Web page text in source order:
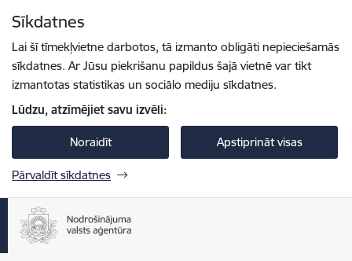
Sīkdatnes
Lai šī tīmekļvietne darbotos, tā izmanto obligāti nepieciešamās
sīkdatnes. Ar Jūsu piekrišanu papildus šajā vietnē var tikt
izmantotas statistikas un sociālo mediju sīkdatnes.
Lūdzu, atzīmējiet savu izvēli:
Noraidīt Apstiprināt visas
Pārvaldīt sīkdatnes